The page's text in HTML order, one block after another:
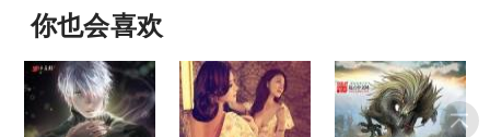
第14章 丈母娘驾到
第16章 对不起，我是唯物主义者
第17章 我可是有老婆的人
你也会喜欢